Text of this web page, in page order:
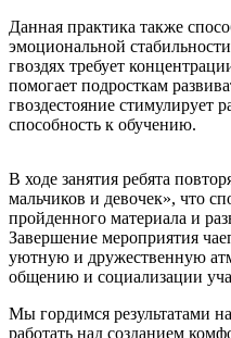
Данная практика также
эмоциональной
гвоздях требует
помогает подросткам
гвоздестояние стимулирует
способность к обучению.
В ходе занятия ребята
мальчиков и девочек», что
пройденного материала и
Завершение мероприятия
уютную и дружественную
общению и социализации
Мы гордимся результатами
работать над созданием